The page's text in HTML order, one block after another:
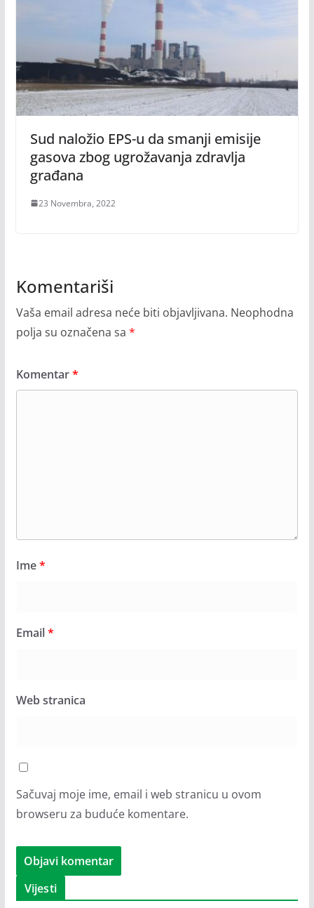
Sud naložio EPS-u da smanji emisije
gasova zbog ugrožavanja zdravlja
građana
23 Novembra, 2022
Komentariši
Vaša email adresa neće biti objavljivana. Neophodna
polja su označena sa *
Komentar*
Ime*
Email*
Web stranica
Sačuvaj moje ime, email i web stranicu u ovom
browseru za buduće komentare.
Vijesti